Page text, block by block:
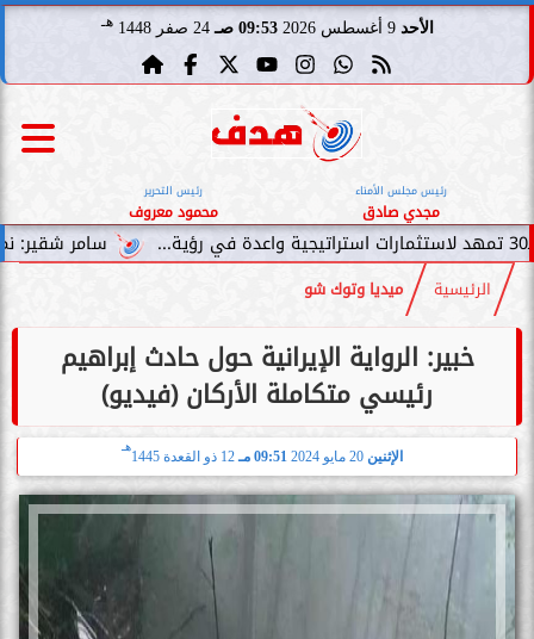
الأحد 9 أغسطس 2026 09:53 صـ 24 صفر 1448 هـ
رئيس مجلس الأمناء
مجدي صادق
رئيس التحرير
محمود معروف
سامر شقير: نمو صناديق
الرئيسية ميديا وتوك شو
خبير: الرواية الإيرانية حول حادث إبراهيم
رئيسي متكاملة الأركان (فيديو)
الإثنين 09:51 مـ 12 ذو القعدة 1445
هـ